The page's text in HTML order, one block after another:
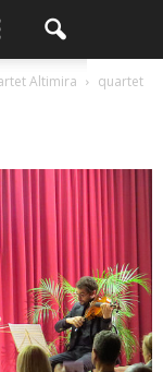
Altimira
quartet